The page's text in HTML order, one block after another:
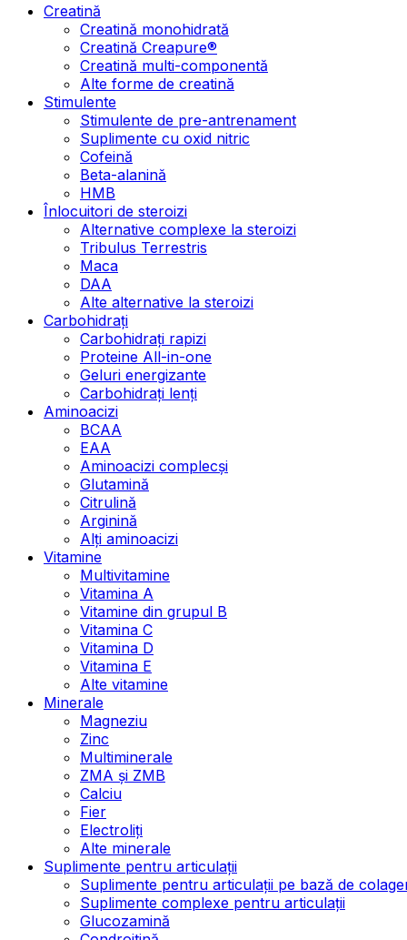
Creatină
Creatină monohidrată
Creatină Creapure®
Creatină multi-componentă
Alte forme de creatină
Stimulente
Stimulente de pre-antrenament
Suplimente cu oxid nitric
Cofeină
Beta-alanină
HMB
Înlocuitori de steroizi
Alternative complexe la steroizi
Tribulus Terrestris
Maca
DAA
Alte alternative la steroizi
Carbohidrați
Carbohidrați rapizi
Proteine All-in-one
Geluri energizante
Carbohidrați lenți
Aminoacizi
BCAA
EAA
Aminoacizi complecși
Glutamină
Citrulină
Arginină
Alți aminoacizi
Vitamine
Multivitamine
Vitamina A
Vitamine din grupul B
Vitamina C
Vitamina D
Vitamina E
Alte vitamine
Minerale
Magneziu
Zinc
Multiminerale
ZMA și ZMB
Calciu
Fier
Electroliți
Alte minerale
Suplimente pentru articulații
Suplimente pentru articulații pe bază de
Suplimente complexe pentru articulații
Glucozamină